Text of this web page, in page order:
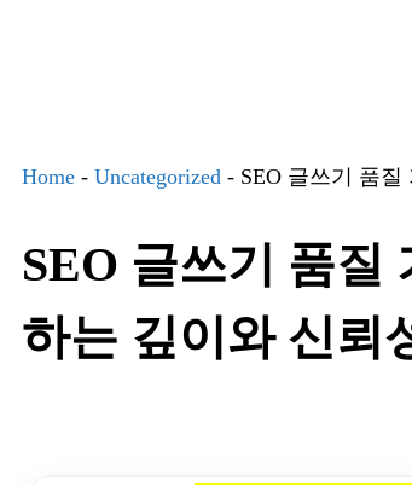
Home - Uncategorized - SEO 글쓰기 품
SEO 글쓰기 품질
하는 깊이와 신뢰